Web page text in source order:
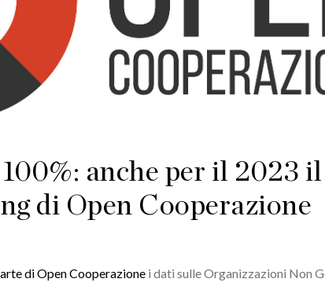
anche per il 2023
di Open Cooperazione
di Open Cooperazione i dati sulle Organizzazioni Non